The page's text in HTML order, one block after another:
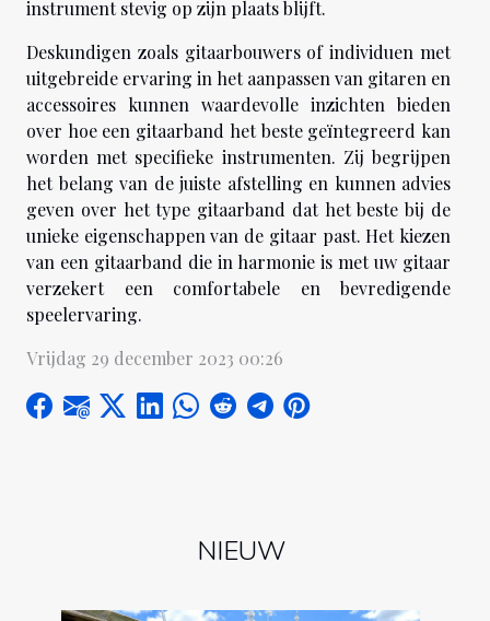
instrument stevig op zijn plaats blijft.
Deskundigen zoals gitaarbouwers of individuen met
uitgebreide ervaring in het aanpassen van gitaren en
accessoires kunnen waardevolle inzichten bieden
over hoe een gitaarband het beste geïntegreerd kan
worden met specifieke instrumenten. Zij begrijpen
het belang van de juiste afstelling en kunnen advies
geven over het type gitaarband dat het beste bij de
unieke eigenschappen van de gitaar past. Het kiezen
van een gitaarband die in harmonie is met uw gitaar
verzekert een comfortabele en bevredigende
speelervaring.
Vrijdag 29 december 2023 00:26
NIEUW